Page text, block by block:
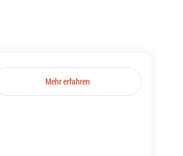
Mehr erfahren